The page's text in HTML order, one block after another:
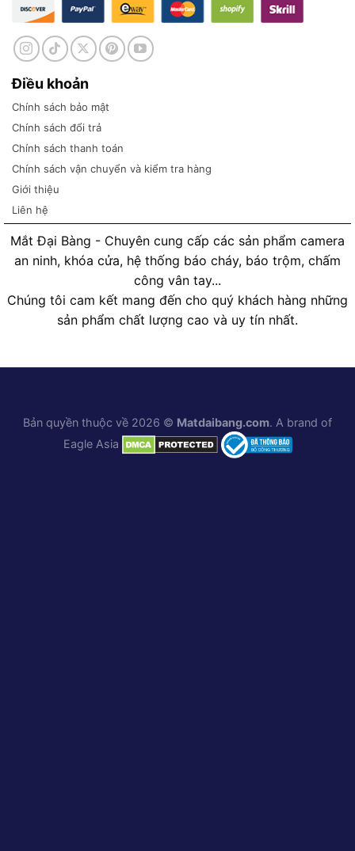
Điều khoản
Chính sách bảo mật
Chính sách đổi trả
Chính sách thanh toán
Chính sách vận chuyển và kiểm tra hàng
Giới thiệu
Liên hệ
Mắt Đại Bàng - Chuyên cung cấp các sản phẩm camera
an ninh, khóa cửa, hệ thống báo cháy, báo trộm, chấm
công vân tay...
Chúng tôi cam kết mang đến cho quý khách hàng những
sản phẩm chất lượng cao và uy tín nhất.
Bản quyền thuộc về 2026 © Matdaibang.com. A brand of
Eagle Asia